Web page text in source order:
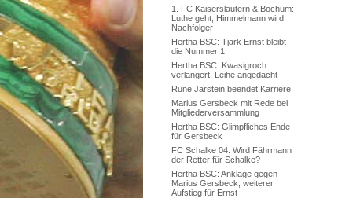
1. FC Kaiserslautern & Bochum:
Luthe geht, Himmelmann wird
Nachfolger
Hertha BSC: Tjark Ernst bleibt
die Nummer 1
Hertha BSC: Kwasigroch
verlängert, Leihe angedacht
Rune Jarstein beendet Karriere
Marius Gersbeck mit Rede bei
Mitgliederversammlung
Hertha BSC: Glimpfliches Ende
für Gersbeck
FC Schalke 04: Wird Fährmann
der Retter für Schalke?
Hertha BSC: Anklage gegen
Marius Gersbeck, weiterer
Aufstieg für Ernst